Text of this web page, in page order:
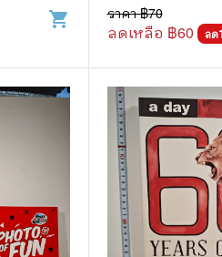
shopping_cart ราคา ฿70
ลดเหลือ ฿60 ลด
🎲 Board Game
2️⃣ Used Board
สอง
🎉 Party
🧠 Strategy
🪅 Family
♟️ Abstract
บอร์ดเกมแปลไท